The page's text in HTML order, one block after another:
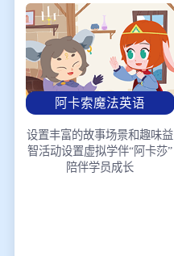
阿卡索魔法英语
设置丰富的故事场景和趣味益
智活动设置虚拟学伴“阿卡莎”
陪伴学员成长